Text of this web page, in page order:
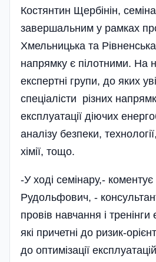
Костянтин Щербінін,
завершальним у рамках
Хмельницька та
напрямку є пілотними. На
експертні групи, до яких
спеціалісти різних
експлуатації діючих
аналізу безпеки,
хімії, тощо.
-У ході семінару,-
Рудольфович, -
провів навчання і тренінги
які причетні до ризик-
до оптимізації